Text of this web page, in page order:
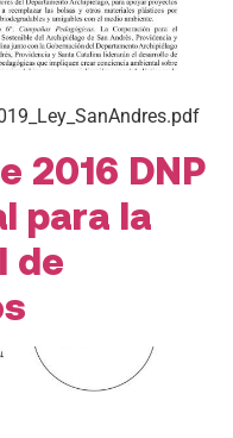
2016 DNP
para la
de